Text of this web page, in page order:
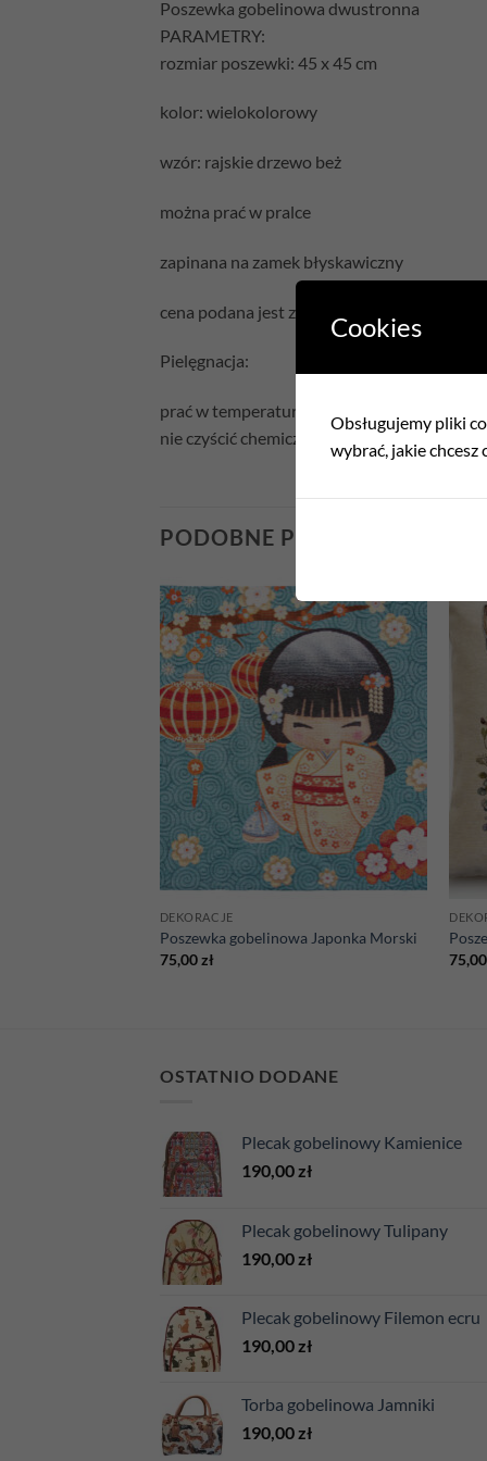
Poszewka gobelinowa dwustronna
PARAMETRY:
rozmiar poszewki: 45 x 45 cm
kolor: wielokolorowy
wzór: rajskie drzewo beż
można prać w pralce
zapinana na zamek błyskawiczny
cena podana jest za samą poszewkę bez
Pielęgnacja:
prać w temperaturze 30°C
nie czyścić chemicznie
PODOBNE PRODUKTY
Add to
wishlist
DEKORACJE
Poszewka gobelinowa Japonka Morski
75,00zł
OSTATNIO DODANE
Plecak gobelinowy Kamienice
190,00 zł
Plecak gobelinowy Tulipany
190,00 zł
Plecak gobelinowy Filemon ecru
190,00 zł
Torba gobelinowa Jamniki
190,00 zł
Cookies
Obsługujemy pliki
wybrać, jakie chcesz